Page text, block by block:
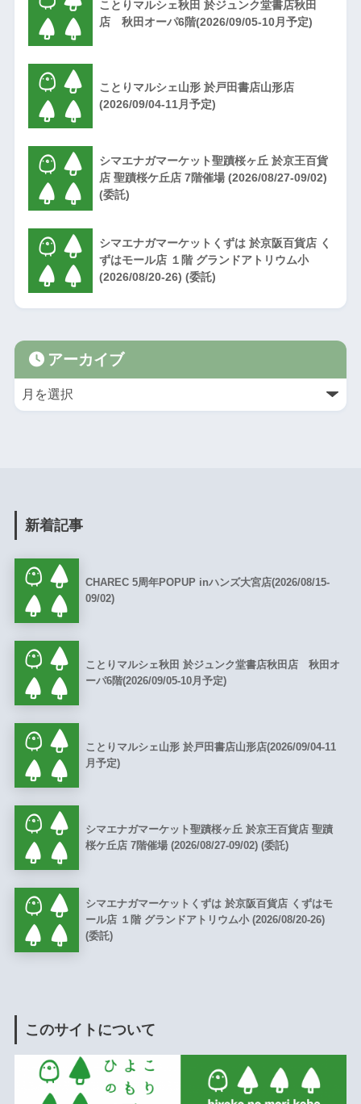
ことりマルシェ秋田 於ジュンク堂書店秋田
店 秋田オーパ6階(2026/09/05-10月予定)
ことりマルシェ山形 於戸田書店山形店
(2026/09/04-11月予定)
シマエナガマーケット聖蹟桜ヶ丘 於京王百貨
店 聖蹟桜ケ丘店 7階催場 (2026/08/27-09/02)
(委託)
シマエナガマーケットくずは 於京阪百貨店 く
ずはモール店 １階 グランドアトリウム小
(2026/08/20-26) (委託)
アーカイブ
新着記事
CHAREC 5周年POPUP inハンズ大宮店(2026/08/15-
09/02)
ことりマルシェ秋田 於ジュンク堂書店秋田店 秋田オ
ーパ6階(2026/09/05-10月予定)
ことりマルシェ山形 於戸田書店山形店(2026/09/04-11
月予定)
シマエナガマーケット聖蹟桜ヶ丘 於京王百貨店 聖蹟
桜ケ丘店 7階催場 (2026/08/27-09/02) (委託)
シマエナガマーケットくずは 於京阪百貨店 くずはモ
ール店 １階 グランドアトリウム小 (2026/08/20-26)
(委託)
このサイトについて